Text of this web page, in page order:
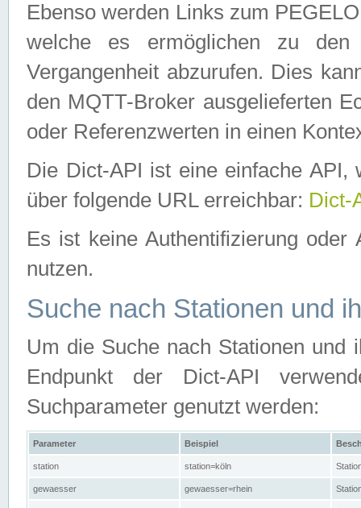
Ebenso werden Links zum
welche es ermöglichen zu den
Vergangenheit abzurufen. Dies
den MQTT-Broker ausgelieferten
oder Referenzwerten in einen
Die Dict-API ist eine einfache API,
über folgende URL erreichbar: Dict-
Es ist keine Authentifizierung
nutzen.
Suche nach Stationen und
Um die Suche nach Stationen und
Endpunkt der Dict-API
Suchparameter genutzt werden:
Parameter Beispiel
station station=köln
gewaesser gewaesser=rhein